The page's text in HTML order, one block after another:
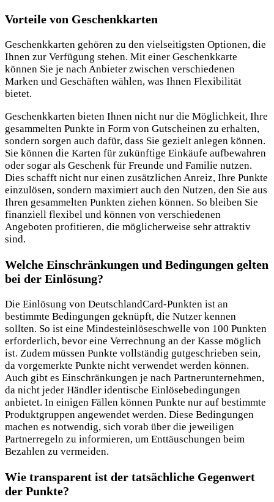
Vorteile von Geschenkkarten
Geschenkkarten gehören zu den vielseitigsten Optionen, die
Ihnen zur Verfügung stehen. Mit einer Geschenkkarte
können Sie je nach Anbieter zwischen verschiedenen
Marken und Geschäften wählen, was Ihnen Flexibilität
bietet.
Geschenkkarten bieten Ihnen nicht nur die Möglichkeit, Ihre
gesammelten Punkte in Form von Gutscheinen zu erhalten,
sondern sorgen auch dafür, dass Sie gezielt anlegen können.
Sie können die Karten für zukünftige Einkäufe aufbewahren
oder sogar als Geschenk für Freunde und Familie nutzen.
Dies schafft nicht nur einen zusätzlichen Anreiz, Ihre Punkte
einzulösen, sondern maximiert auch den Nutzen, den Sie aus
Ihren gesammelten Punkten ziehen können. So bleiben Sie
finanziell flexibel und können von verschiedenen
Angeboten profitieren, die möglicherweise sehr attraktiv
sind.
Welche Einschränkungen und Bedingungen gelten
bei der Einlösung?
Die Einlösung von DeutschlandCard-Punkten ist an
bestimmte Bedingungen geknüpft, die Nutzer kennen
sollten. So ist eine Mindesteinlöseschwelle von 100 Punkten
erforderlich, bevor eine Verrechnung an der Kasse möglich
ist. Zudem müssen Punkte vollständig gutgeschrieben sein,
da vorgemerkte Punkte nicht verwendet werden können.
Auch gibt es Einschränkungen je nach Partnerunternehmen,
da nicht jeder Händler identische Einlösebedingungen
anbietet. In einigen Fällen können Punkte nur auf bestimmte
Produktgruppen angewendet werden. Diese Bedingungen
machen es notwendig, sich vorab über die jeweiligen
Partnerregeln zu informieren, um Enttäuschungen beim
Bezahlen zu vermeiden.
Wie transparent ist der tatsächliche Gegenwert
der Punkte?